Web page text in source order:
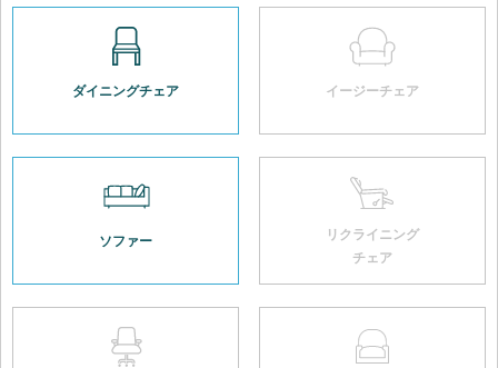
ダイニングチェア イージーチェア
ソファー
リクライニング
チェア